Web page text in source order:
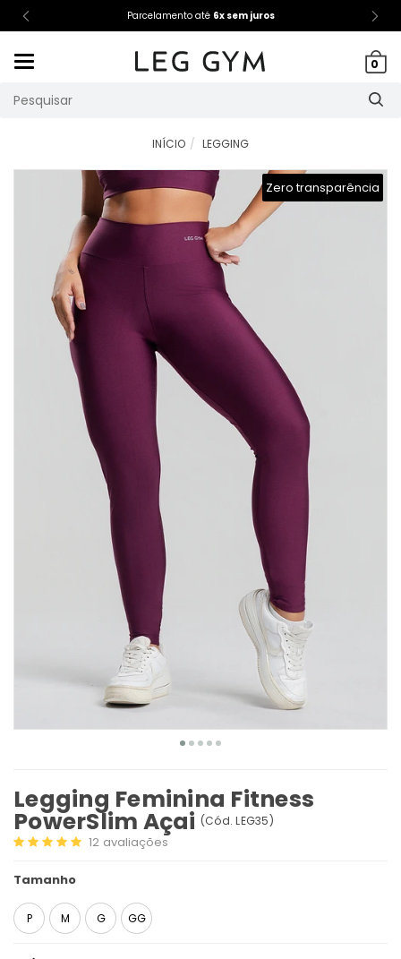
Parcelamento até 6x sem juros
0
INÍCIO LEGGING
Zero transparência
Legging Feminina Fitness
PowerSlim Açai (Cód.LEG35)
12 avaliações
Tamanho
P M G GG